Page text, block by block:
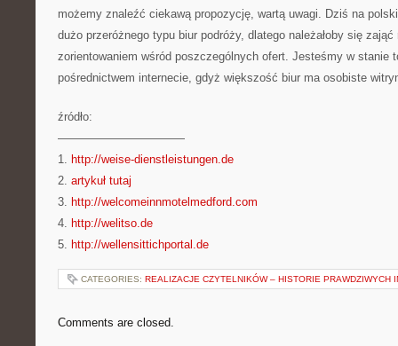
możemy znaleźć ciekawą propozycję, wartą uwagi. Dziś na
dużo przeróżnego typu biur podróży, dlatego należałoby się
zorientowaniem wśród poszczególnych ofert. Jesteśmy w stanie
pośrednictwem internecie, gdyż większość biur ma osobiste
źródło:
———————————
1. http://weise-dienstleistungen.de
2. artykuł tutaj
3. http://welcomeinnmotelmedford.com
4. http://welitso.de
5. http://wellensittichportal.de
CATEGORIES: REALIZACJE CZYTELNIKÓW – HISTORIE PRAWDZIWYCH
Comments are closed.